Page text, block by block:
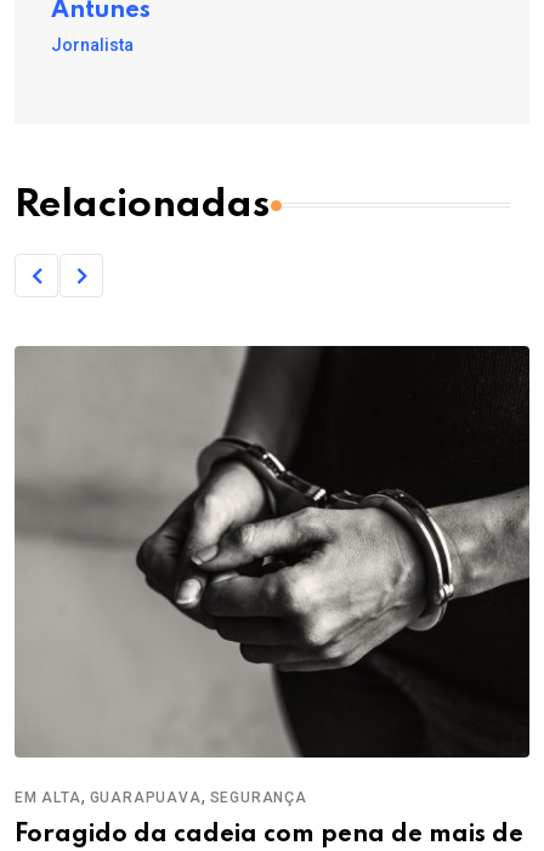
Antunes
Jornalista
Relacionadas
EM ALTA, GUARAPUAVA, SEGURANÇA
Foragido da cadeia com pena de mais de